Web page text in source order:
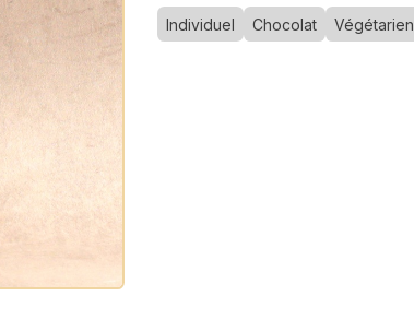
Individuel Chocolat Végétarien